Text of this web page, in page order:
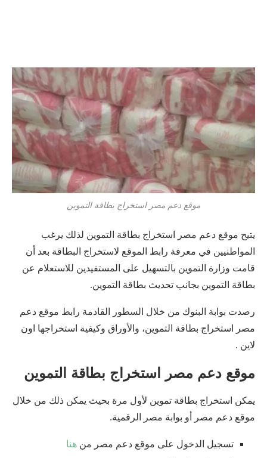
موقع دعم مصر استخراج بطاقة التموين
يتيح موقع دعم مصر استخراج بطاقة التموين لذلك يرغب
المواطنيين في معرفة رابط الموقع لاستخراج البطاقة بعد أن
قامت وزارة التموين بالتسهيل على المستفيدين للاستعلام عن
بطاقة التموين بجانب تحديث بطاقة التموين.
رصدت بوابة البنوك من خلال السطور القادمة رابط موقع دعم
مصر استخراج بطاقة التموين، والأوراق وكيفية استخراجها اون
لاين .
موقع دعم مصر استخراج بطاقة التموين
يمكن استخراج بطاقة تموين لأول مرة بحيث يمكن ذلك من خلال
موقع دعم مصر أو بوابة مصر الرقمية.
تسجيل الدخول على موقع دعم مصر من هنا